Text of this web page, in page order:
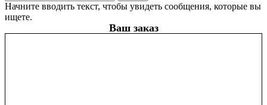
Начните вводить текст, чтобы увидеть сообщения, которые вы
ищете.
Ваш заказ